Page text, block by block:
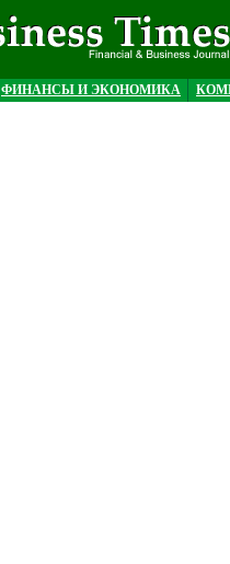
ФИНАНСЫ И ЭКОНОМИКА